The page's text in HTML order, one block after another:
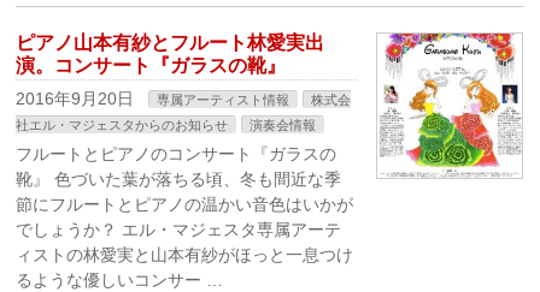
ピアノ山本有紗とフルート林愛実出
演。コンサート『ガラスの靴』
2016年9月20日 専属アーティスト情報
株式会
社エル・マジェスタからのお知らせ
演奏会情報
フルートとピアノのコンサート『ガラスの
靴』 色づいた葉が落ちる頃、冬も間近な季
節にフルートとピアノの温かい音色はいかが
でしょうか？ エル・マジェスタ専属アーテ
ィストの林愛実と山本有紗がほっと一息つけ
るような優しいコンサー …